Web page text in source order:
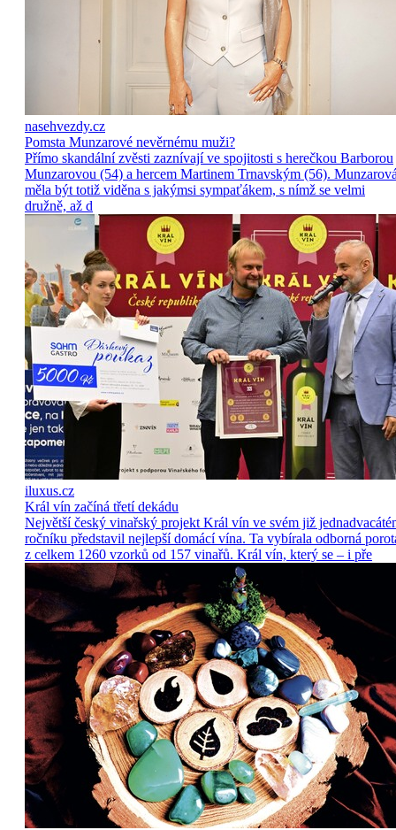
nasehvezdy.cz
Pomsta Munzarové nevěrnému muži?
Přímo skandální zvěsti zaznívají ve spojitosti s herečkou Barborou
Munzarovou (54) a hercem Martinem Trnavským (56).
měla být totiž viděna s jakýmsi sympaťákem, s nímž se velmi
družně, až d
iluxus.cz
Král vín začíná třetí dekádu
Největší český vinařský projekt Král vín ve svém již
ročníku představil nejlepší domácí vína. Ta vybírala odborná
z celkem 1260 vzorků od 157 vinařů. Král vín, který se – i pře